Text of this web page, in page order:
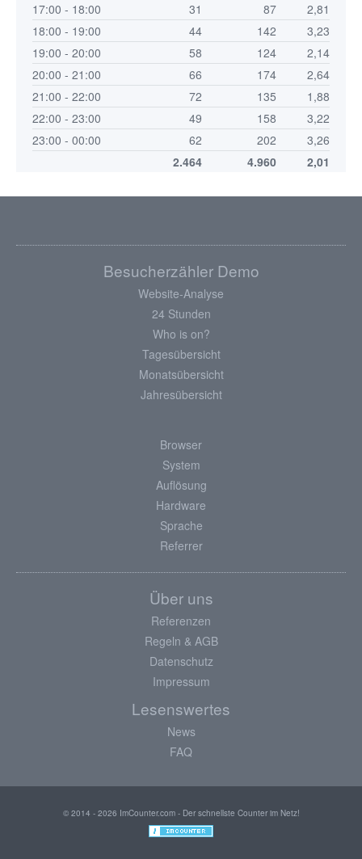
17:00 - 18:00
31 87
2,81
18:00 - 19:00
44 142
3,23
19:00 - 20:00
58 124
2,14
20:00 - 21:00
66 174
2,64
21:00 - 22:00
72 135
1,88
22:00 - 23:00
49 158
3,22
23:00 - 00:00
62 202
3,26
2.464
4.960 2,01
Besucherzähler Demo
Website-Analyse
24 Stunden
Who is on?
Tagesübersicht
Monatsübersicht
Jahresübersicht
Browser
System
Auflösung
Hardware
Sprache
Referrer
Über uns
Referenzen
Regeln & AGB
Datenschutz
Impressum
Lesenswertes
News
FAQ
© 2014 - 2026 ImCounter.com - Der schnellste Counter im Netz!